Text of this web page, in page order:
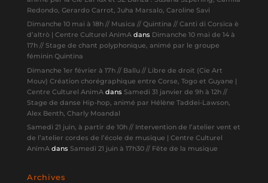
Redondo, Gerardo Carrot, Juha Marsalo, Caroline Savi
Dimanche 10 mai à 18h // Musica // Quintina // Canti di Corsica è
d’altrò | Centre Culturel AnimAdans Dimanche 10 mai de 14 à
17h // Stage de chant polyphonique, animé par le groupe
féminin Quintina
Dimanche 1er février à 17h // Ballu // Libre de droit (Cie Art
Mouv) Création chorégraphique entre Corse, Togo et Guyane |
Centre Culturel AnimAdans Samedi 31 janvier de 9h à 12h //
Stage de danse Hip-hop, animé par Hélène Taddei-Lawson,
Alex Benth, Charly Moandal
Samedi 21 juin, à partir de 10h // Intervention de l’atelier vent et
de l’atelier cordes de l’école de musique | Centre Culturel
AnimAdans Samedi 21 juin à 17h30 // Fête de la musique
Archives